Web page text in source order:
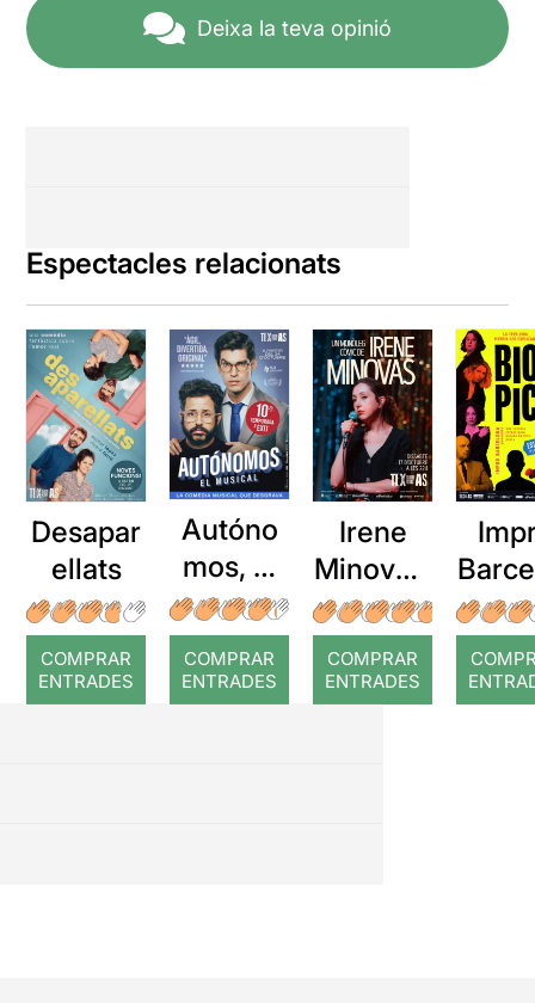
Deixa la teva opinió
Espectacles relacionats
Desapar
ellats
COMPRAR
ENTRADES
Autóno
mos, el
musical
COMPRAR
ENTRADES
Irene
Minovas:
Minovas
COMPRAR
ENTRADES
a: